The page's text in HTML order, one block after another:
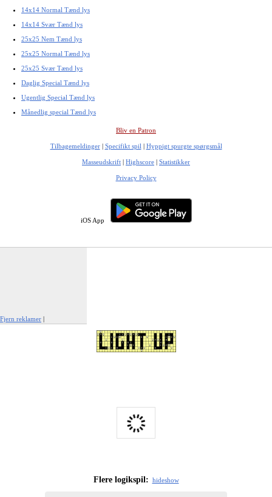
14x14 Normal Tænd lys
14x14 Svær Tænd lys
25x25 Nem Tænd lys
25x25 Normal Tænd lys
25x25 Svær Tænd lys
Daglig Special Tænd lys
Ugentlig Special Tænd lys
Månedlig special Tænd lys
Bliv en Patron
Tilbagemeldinger| Specifikt spil | Hyppigt spurgte spørgsmål
Masseudskrift | Highscore | Statistikker
Privacy Policy
iOS App
Fjern reklamer |
Flere logikspil: hideshow